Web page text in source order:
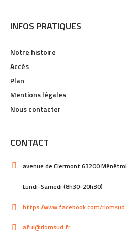
INFOS PRATIQUES
Notre histoire
Accès
Plan
Mentions légales
Nous contacter
CONTACT
avenue de Clermont 63200 Ménétrol
Lundi-Samedi (8h30-20h30)
https://www.facebook.com/riomsud
aful@riomsud.fr